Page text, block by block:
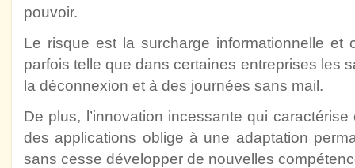
pouvoir.
Le risque est la surcharge informationnelle et
parfois telle que dans certaines entreprises les
la déconnexion et à des journées sans mail.
De plus, l’innovation incessante qui
des applications oblige à une adaptation
sans cesse développer de nouvelles